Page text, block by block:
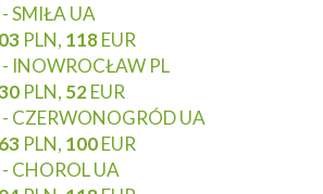
SMIŁA UA
PLN, 118EUR
INOWROCŁAW PL
PLN, 52EUR
CZERWONOGRÓD UA
PLN, 100EUR
CHOROL UA